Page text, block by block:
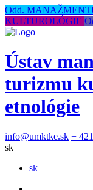
Odd.
KULTUROLÓGIE
Ústav
turizmu
etnológie
info@umktke.sk +
sk
sk